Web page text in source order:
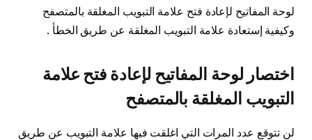
لوحة المفاتيح لإعادة فتح علامة التبويب المغلقة بالمتصفح
وكيفية إستعادة علامة التبويب المغلقة عن طريق الخطأ .
اختصار لوحة المفاتيح لإعادة فتح علامة
التبويب المغلقة بالمتصفح
لن تتوقع عدد المرات التي اغلقت فيها علامة التبويب عن طريق